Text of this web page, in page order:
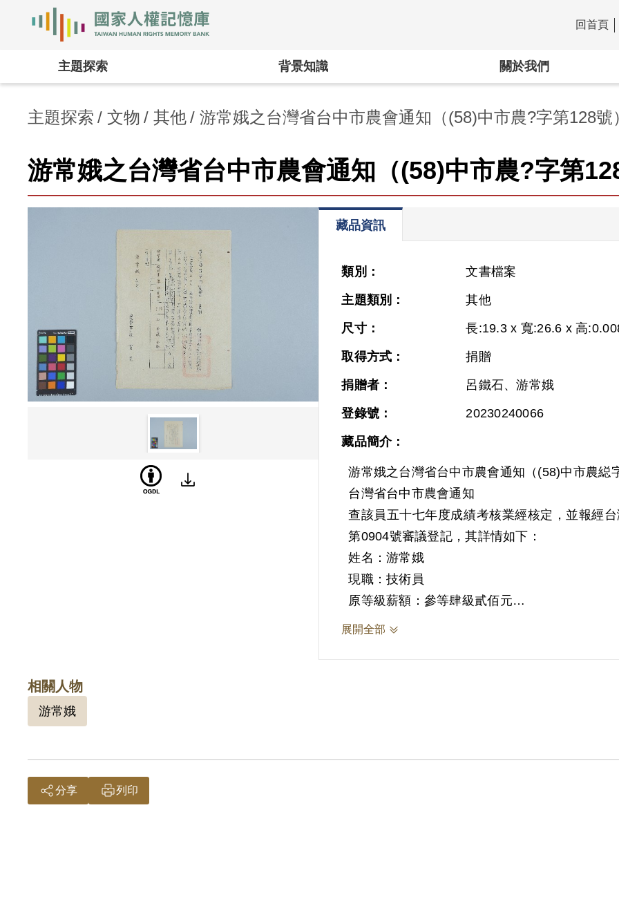
:::
回首頁
主題探索 背景知識 關於我們
主題探索 文物 其他 游常娥之台灣省台中市農會通知（(58)中市農?字第128號
游常娥之台灣省台中市農會通知（(58)中市農?字第128
藏品資訊
類別： 文書檔案
主題類別： 其他
尺寸： 長:19.3 x 寬:26.6 x 高
取得方式： 捐贈
捐贈者： 呂鐵石、游常娥
登錄號： 20230240066
藏品簡介：
游常娥之台灣省台中市農會通知（(58)中市農縂
台灣省台中市農會通知
查該員五十七年度成績考核業經核定，並報經
第0904號審議登記，其詳情如下：
姓名：游常娥
現職：技術員
原等級薪額：參等肆級貳佰元
考核總分：79分
展開全部
相關人物
游常娥
分享 列印